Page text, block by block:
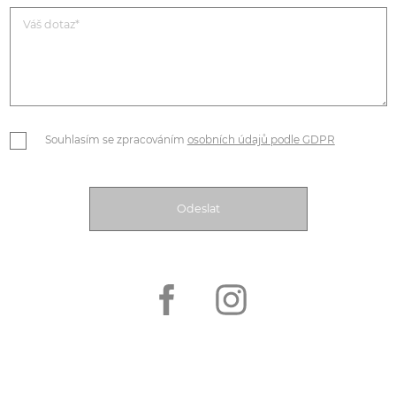
Souhlasím se zpracováním osobních údajů podle GDPR